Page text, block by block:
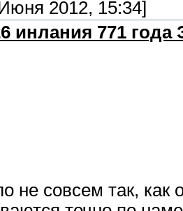
2012, 15:34]
инлания 771 года
не совсем так, как